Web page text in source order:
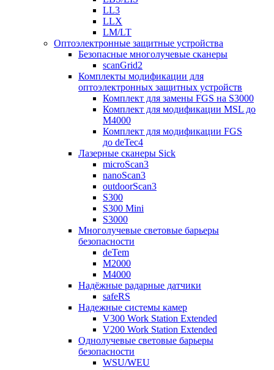
LL3
LLX
LM/LT
Оптоэлектронные защитные устройства
Безопасные многолучевые сканеры
scanGrid2
Комплекты модификации для
оптоэлектронных защитных устройств
Комплект для замены FGS на S3000
Комплект для модификации MSL до
M4000
Комплект для модификации FGS
до deTec4
Лазерные сканеры Sick
microScan3
nanoScan3
outdoorScan3
S300
S300 Mini
S3000
Многолучевые световые барьеры
безопасности
deTem
M2000
M4000
Надёжные радарные датчики
safeRS
Надежные системы камер
V300 Work Station Extended
V200 Work Station Extended
Однолучевые световые барьеры
безопасности
WSU/WEU